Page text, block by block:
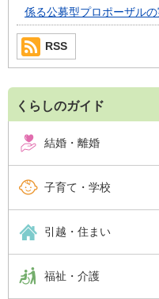
係る公募型プロポーザル
RSS
くらしのガイド
結婚・離婚
子育て・学校
引越・住まい
福祉・介護